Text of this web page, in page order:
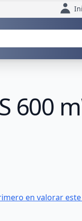
600
en valorar